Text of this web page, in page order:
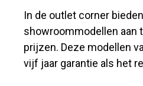
In de outlet corner
showroommodellen aan
prijzen. Deze modellen
vijf jaar garantie als het